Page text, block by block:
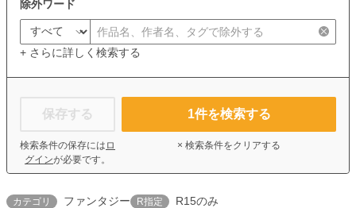
除外ワード
+ さらに詳しく検索する
保存する
検索条件の保存には ロ
グインが必要です。
1件を検索する
× 検索条件をクリアする
カテゴリ ファンタジー R指定 R15のみ